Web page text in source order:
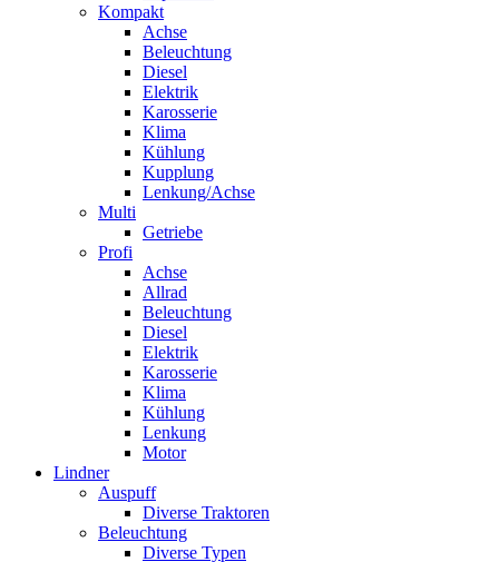
Kompakt
Achse
Beleuchtung
Diesel
Elektrik
Karosserie
Klima
Kühlung
Kupplung
Lenkung/Achse
Multi
Getriebe
Profi
Achse
Allrad
Beleuchtung
Diesel
Elektrik
Karosserie
Klima
Kühlung
Lenkung
Motor
Lindner
Auspuff
Diverse Traktoren
Beleuchtung
Diverse Typen